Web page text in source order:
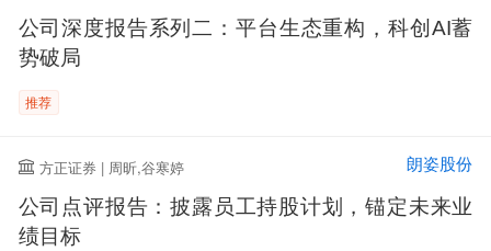
公司深度报告系列二：平台生态重构，科创AI蓄
势破局
推荐
方正证券 | 周昕,谷寒婷 朗姿股份
公司点评报告：披露员工持股计划，锚定未来业
绩目标